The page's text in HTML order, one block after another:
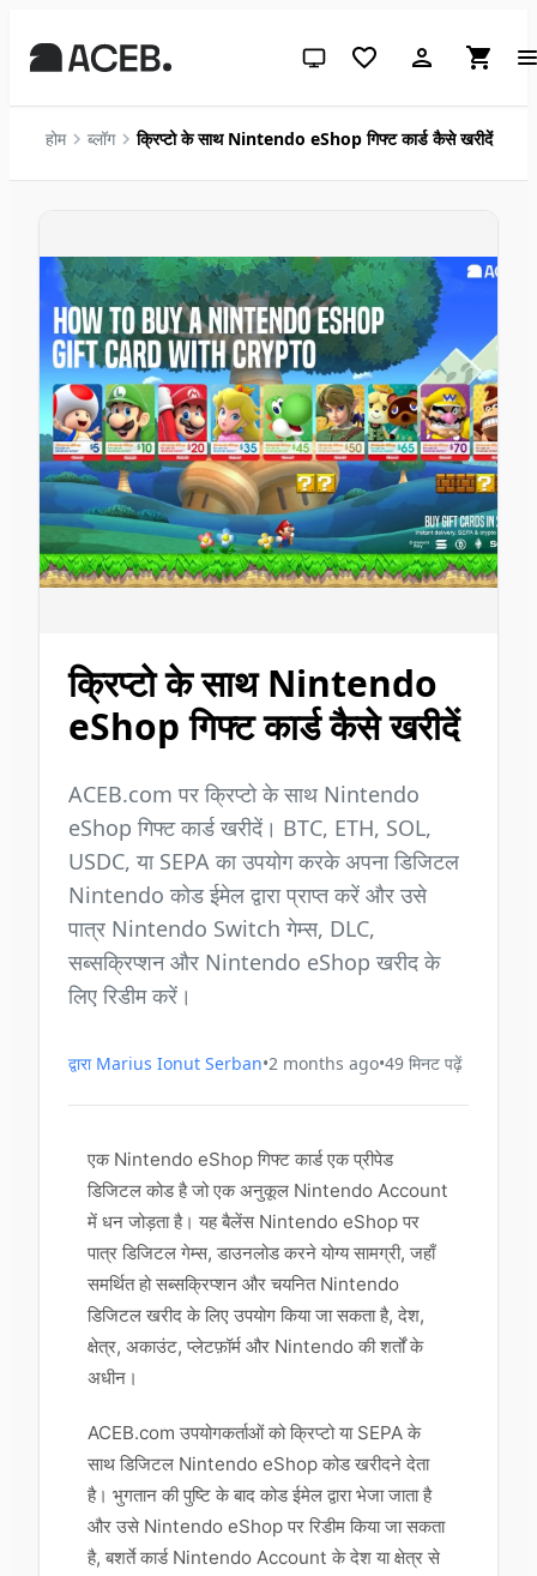
सिस्टम थीम (लाइट के लिए क्लिक करें)
होम ब्लॉग क्रिप्टो के साथ Nintendo eShop गिफ्ट कार्ड कैसे खरीदें
क्रिप्टो के साथ Nintendo
eShop गिफ्ट कार्ड कैसे खरीदें
ACEB.com पर क्रिप्टो के साथ Nintendo
eShop गिफ्ट कार्ड खरीदें। BTC, ETH, SOL,
USDC, या SEPA का उपयोग करके अपना डिजिटल
Nintendo कोड ईमेल द्वारा प्राप्त करें और उसे
पात्र Nintendo Switch गेम्स, DLC,
सब्सक्रिप्शन और Nintendo eShop खरीद के
लिए रिडीम करें।
द्वारा Marius Ionut Serban•2 months ago•49 मिनट पढ़ें
एक Nintendo eShop गिफ्ट कार्ड एक प्रीपेड
डिजिटल कोड है जो एक अनुकूल Nintendo Account
में धन जोड़ता है। यह बैलेंस Nintendo eShop पर
पात्र डिजिटल गेम्स, डाउनलोड करने योग्य सामग्री, जहाँ
समर्थित हो सब्सक्रिप्शन और चयनित Nintendo
डिजिटल खरीद के लिए उपयोग किया जा सकता है, देश,
क्षेत्र, अकाउंट, प्लेटफ़ॉर्म और Nintendo की शर्तों के
अधीन।
ACEB.com उपयोगकर्ताओं को क्रिप्टो या SEPA के
साथ डिजिटल Nintendo eShop कोड खरीदने देता
है। भुगतान की पुष्टि के बाद कोड ईमेल द्वारा भेजा जाता है
और उसे Nintendo eShop पर रिडीम किया जा सकता
है, बशर्ते कार्ड Nintendo Account के देश या क्षेत्र से